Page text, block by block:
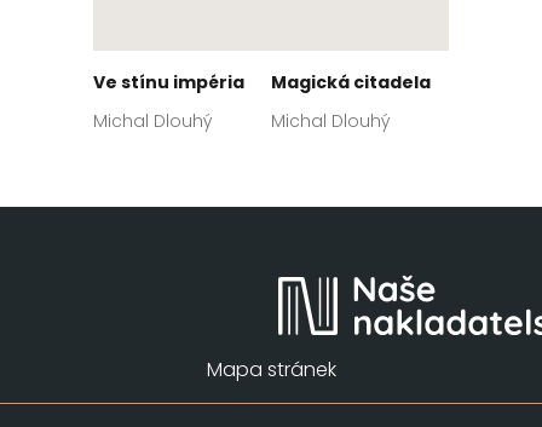
Ve stínu impéria
Michal Dlouhý
Magická citadela
Michal Dlouhý
Mapa stránek